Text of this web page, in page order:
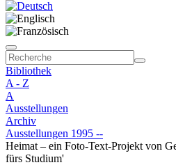
Bibliothek
A - Z
A
Ausstellungen
Archiv
Ausstellungen 1995 --
Heimat – ein Foto-Text-Projekt von
fürs Studium'